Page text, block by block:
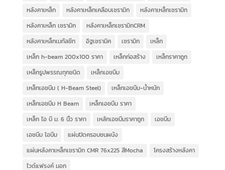
หลังคาเหล็ก
หลังคาเหล็กเคลือบเซรามิก
หลังคาเหล็กเซรามิก
หลังคาเหล็ก เซรามิก
หลังคาเหล็กเซรามิกCRM
หลังคาเหล็กเมทัลชีท
อิฐเซรามิค เซรามิก
เหล็ก
เหล็ก h-beam 200x100 ราคา
เหล็กก่อสร้าง
เหล็กราคาถูก
เหล็กรูปพรรณทุกชนิด
เหล็กเอชบีม
เหล็กเอชบีม ( H-Beam Steel)
เหล็กเอชบีม-น้ำหนัก
เหล็กเอชบีม H Beam
เหล็กเอชบีม ราคา
เหล็ก ไอ บี ม. 6 นิ้ว ราคา
เหล้กเอชบีมราคาถูก
เอชบีม
เอชบีม ไอบีม
แผ่นปิดครอบชนผนัง
แผ่นหลังคาเหล็กเซรามิก CMR 76x225 สีMocha
โครงสร้างหลังคา
ไวด์แฟรงค์ มอก